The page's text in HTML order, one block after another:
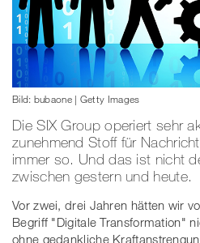
Bild: bubaone | Getty Images
Die SIX Group operiert sehr
zunehmend Stoff für
immer so. Und das ist nicht
zwischen gestern und heute.
Vor zwei, drei Jahren hätten wir
Begriff "Digitale Transformation"
ohne gedankliche